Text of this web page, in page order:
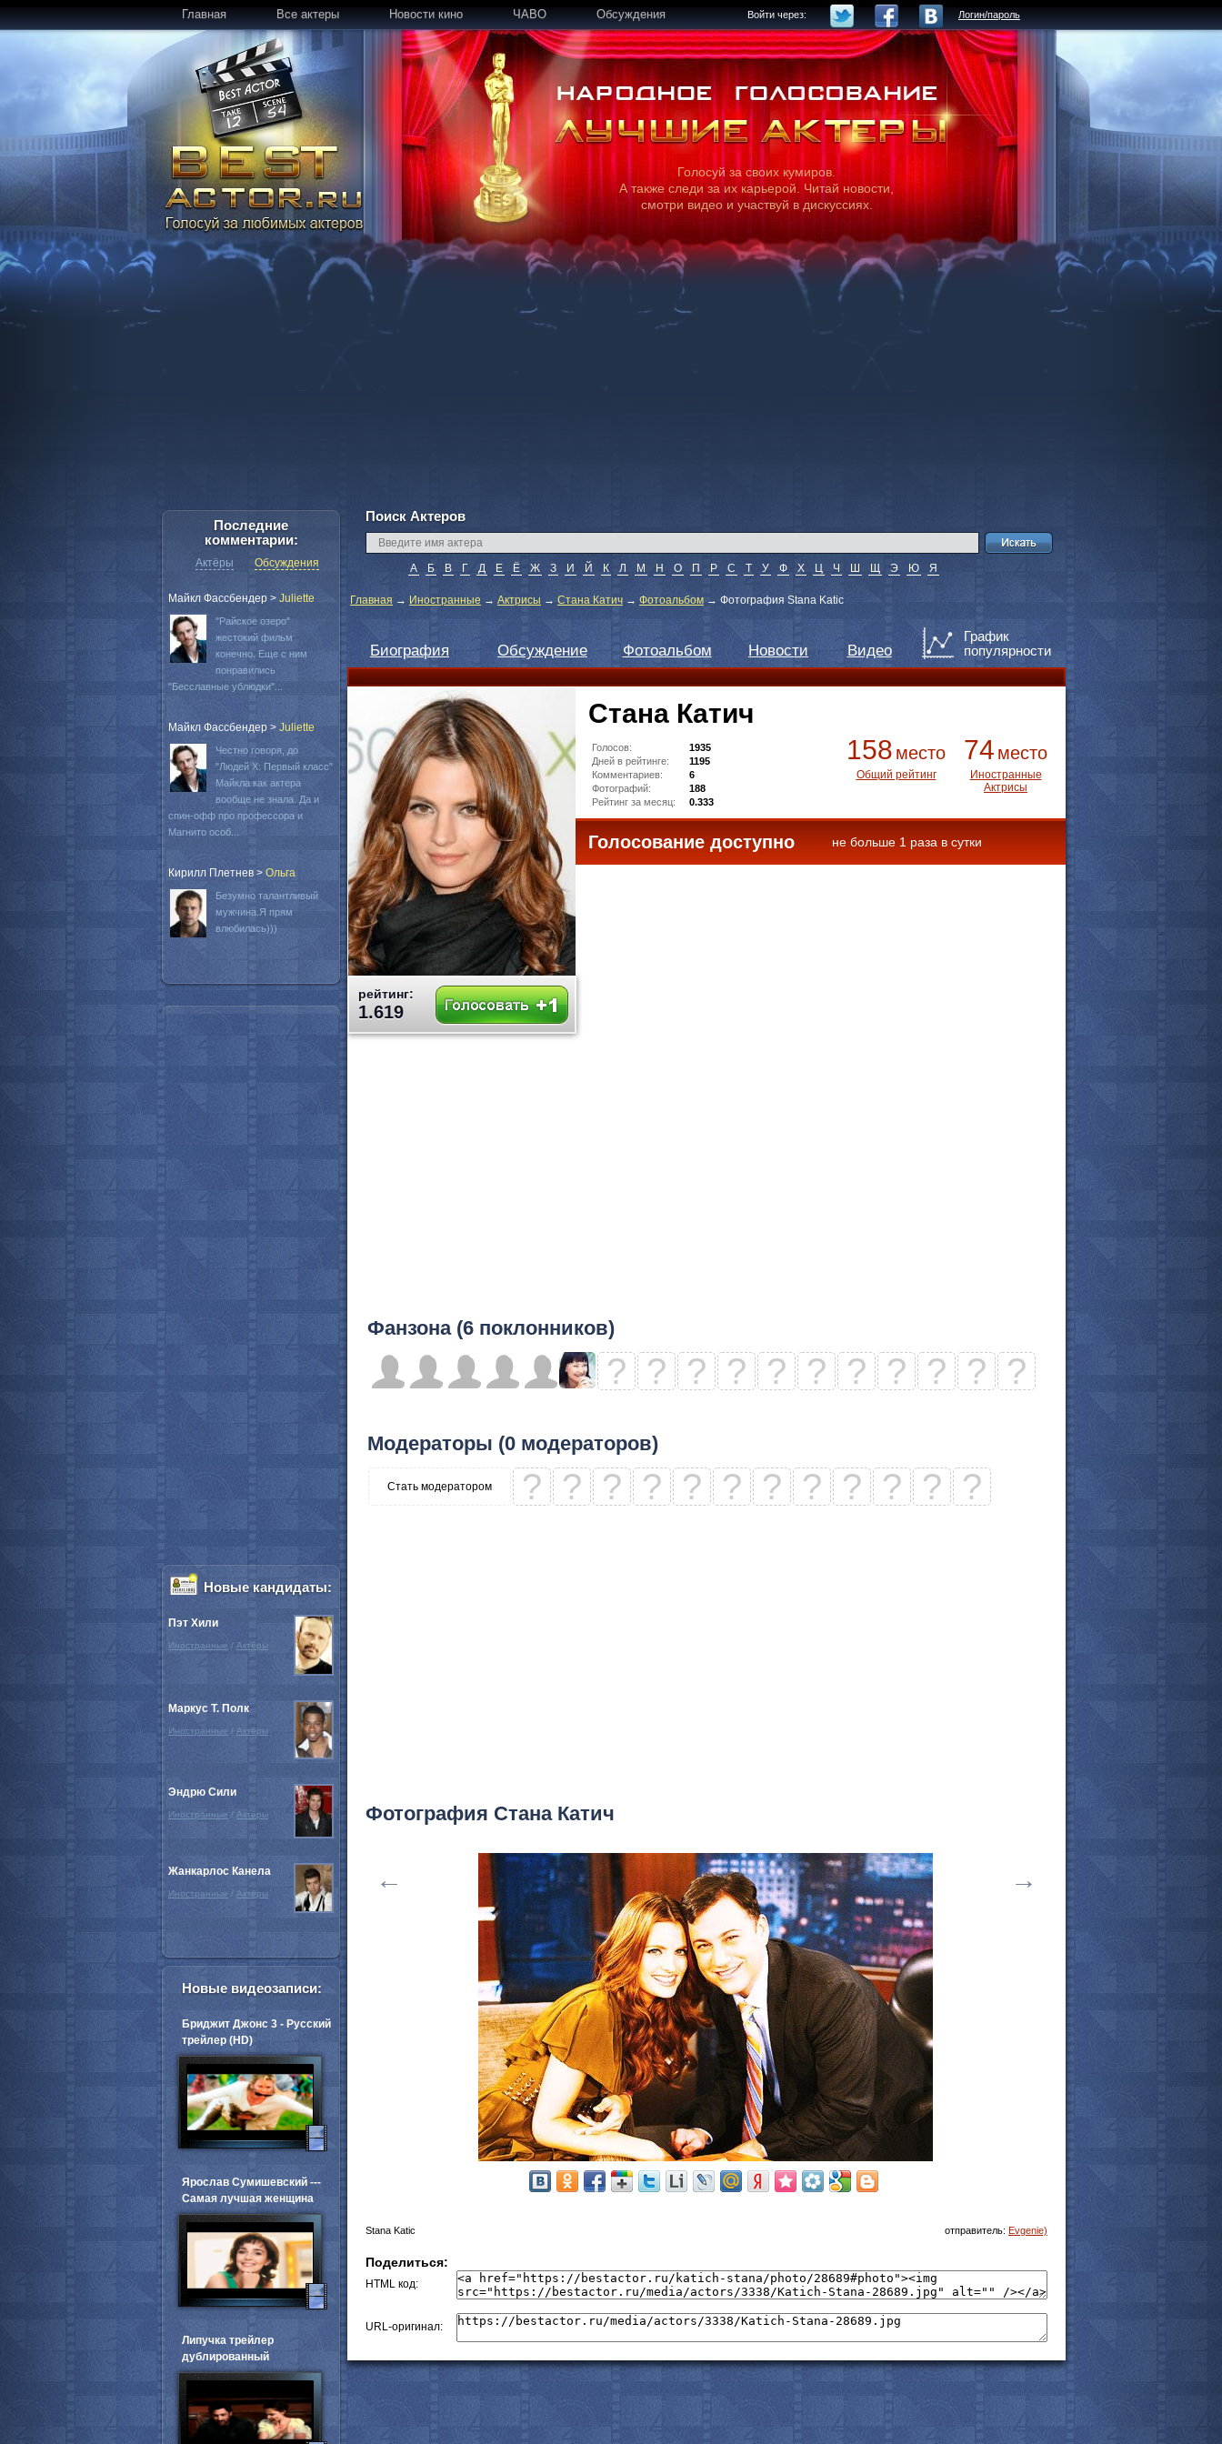
Главная Все актеры Новости кино ЧАВО Обсуждения Войти через: Логин/пароль
Голосуй за своих кумиров.
А также следи за их карьерой. Читай новости,
смотри видео и участвуй в дискуссиях.
Поиск Актеров
А Б В Г Д Е Ё Ж З И Й К Л М Н О П Р С Т У Ф Х Ц Ч Ш Щ Э Ю Я
Главная → Иностранные → Актрисы → Стана Катич → Фотоальбом → Фотография Stana Katic
Биография Обсуждение Фотоальбом Новости Видео
График
популярности
рейтинг:
1.619
Стана Катич
158 место
Общий рейтинг
74 место
Иностранные
Актрисы
Голосов:
1935
Дней в рейтинге:
1195
Комментариев:
6
Фотографий:
188
Рейтинг за месяц:
0.333
Голосование доступно не больше 1 раза в сутки
Фанзона (6 поклонников)
? ? ? ? ? ? ? ? ? ? ?
Модераторы (0 модераторов)
Стать модератором ? ? ? ? ? ? ? ? ? ? ? ?
Фотография Стана Катич
← →
Stana Katic отправитель: Evgenie)
Поделиться:
HTML код:
URL-оригинал:
Последние
комментарии:
Актёры Обсуждения
Майкл Фассбендер > Juliette
"Райское озеро"
жестокий фильм
конечно. Еще с ним
понравились
"Бесславные ублюдки"...
Майкл Фассбендер > Juliette
Честно говоря, до
"Людей Х: Первый класс"
Майкла как актера
вообще не знала. Да и
спин-офф про профессора и
Магнито особ...
Кирилл Плетнев > Oльга
Безумно талантливый
мужчина.Я прям
влюбилась)))
Новые кандидаты:
Пэт Хили
Иностранные / Актёры
Маркус Т. Полк
Иностранные / Актёры
Эндрю Сили
Иностранные / Актёры
Жанкарлос Канела
Иностранные / Актёры
все актёры
Новые видеозаписи:
Бриджит Джонс 3 - Русский
трейлер (HD)
Ярослав Сумишевский ---
Самая лучшая женщина
Липучка трейлер
дублированный